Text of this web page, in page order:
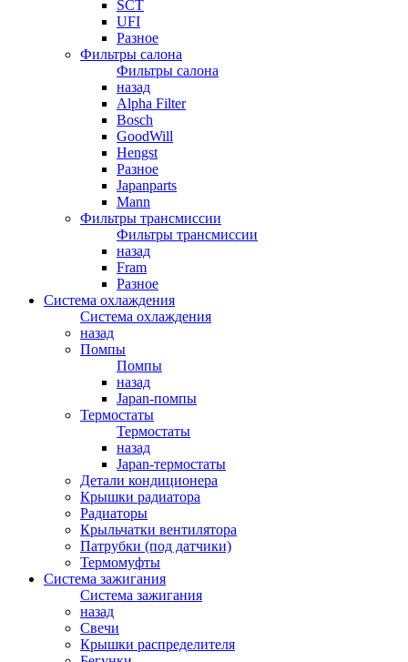
SCT
UFI
Разное
Фильтры салона
Фильтры салона
назад
Alpha Filter
Bosch
GoodWill
Hengst
Разное
Japanparts
Mann
Фильтры трансмиссии
Фильтры трансмиссии
назад
Fram
Разное
Система охлаждения
Система охлаждения
назад
Помпы
Помпы
назад
Japan-помпы
Термостаты
Термостаты
назад
Japan-термостаты
Детали кондиционера
Крышки радиатора
Радиаторы
Крыльчатки вентилятора
Патрубки (под датчики)
Термомуфты
Система зажигания
Система зажигания
назад
Свечи
Крышки распределителя